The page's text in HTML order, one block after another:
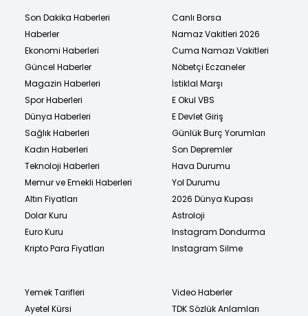
Son Dakika Haberleri
Haberler
Ekonomi Haberleri
Güncel Haberler
Magazin Haberleri
Spor Haberleri
Dünya Haberleri
Sağlık Haberleri
Kadın Haberleri
Teknoloji Haberleri
Memur ve Emekli Haberleri
Altın Fiyatları
Dolar Kuru
Euro Kuru
Kripto Para Fiyatları
Canlı Borsa
Namaz Vakitleri 2026
Cuma Namazı Vakitleri
Nöbetçi Eczaneler
İstiklal Marşı
E Okul VBS
E Devlet Giriş
Günlük Burç Yorumları
Son Depremler
Hava Durumu
Yol Durumu
2026 Dünya Kupası
Astroloji
Instagram Dondurma
Instagram Silme
Yemek Tarifleri
Ayetel Kürsi
Video Haberler
TDK Sözlük Anlamları